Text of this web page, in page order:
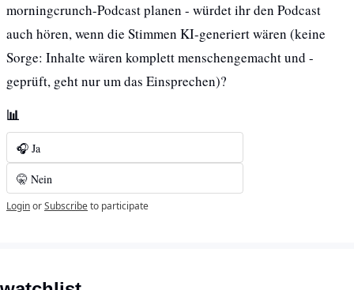
morningcrunch-Podcast planen - würdet ihr den Podcast
auch hören, wenn die Stimmen KI-generiert wären (keine
Sorge: Inhalte wären komplett menschengemacht und -
geprüft, geht nur um das Einsprechen)?
📊
🎧 Ja
🤫 Nein
LoginorSubscribeto participate